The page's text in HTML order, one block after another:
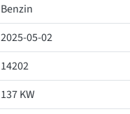
Benzin
2025-05-02
14202
137 KW